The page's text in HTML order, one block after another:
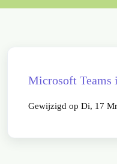
Microsoft Teams
Gewijzigd op Di, 17